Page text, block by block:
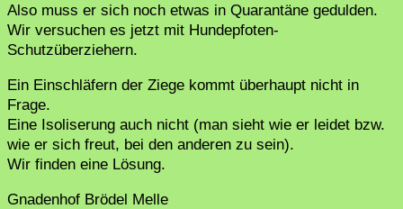
Also muss er sich noch etwas in Quarantäne gedulden.
Wir versuchen es jetzt mit Hundepfoten-
Schutzüberziehern.
Ein Einschläfern der Ziege kommt überhaupt nicht in
Frage.
Eine Isoliserung auch nicht (man sieht wie er leidet bzw.
wie er sich freut, bei den anderen zu sein).
Wir finden eine Lösung.
Gnadenhof Brödel Melle